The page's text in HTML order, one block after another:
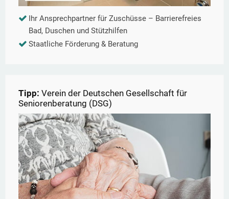
Ihr Ansprechpartner für Zuschüsse – Barrierefreies
Bad, Duschen und Stützhilfen
Staatliche Förderung & Beratung
Tipp: Verein der Deutschen Gesellschaft für
Seniorenberatung (DSG)